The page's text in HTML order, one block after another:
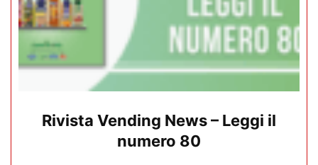
Rivista Vending News – Leggi il
numero 80